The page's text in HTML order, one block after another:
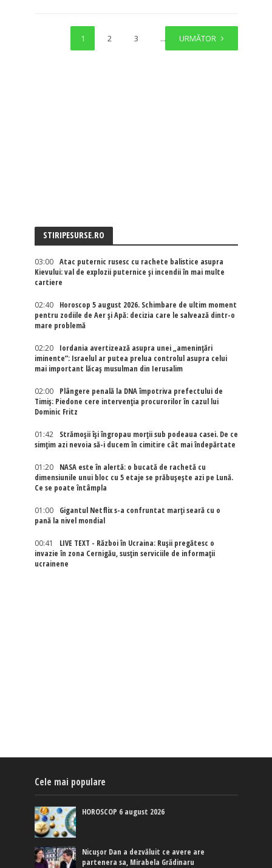
1 2 3 … 6
URMĂTOR
STIRIPESURSE.RO
03:00
Atac puternic rusesc cu rachete balistice asupra
Kievului: val de explozii puternice și incendii în mai multe
cartiere
02:40
Horoscop 5 august 2026. Schimbare de ultim moment
pentru zodiile de Aer și Apă: decizia care le salvează dintr-o
mare problemă
02:20
Iordania avertizează asupra unei „amenințări
iminente”: Israelul ar putea prelua controlul asupra celui
mai important lăcaș musulman din Ierusalim
02:00
Plângere penală la DNA împotriva prefectului de
Timiș: Piedone cere intervenția procurorilor în cazul lui
Dominic Fritz
01:42
Strămoșii își îngropau morții sub podeaua casei. De ce
simțim azi nevoia să-i ducem în cimitire cât mai îndepărtate
01:20
NASA este în alertă: o bucată de rachetă cu
dimensiunile unui bloc cu 5 etaje se prăbușește azi pe Lună.
Ce se poate întâmpla
01:00
Gigantul Netflix s-a confruntat marţi seară cu o
pană la nivel mondial
00:41
LIVE TEXT - Război în Ucraina: Rușii pregătesc o
invazie în zona Cernigău, susțin serviciile de informații
ucrainene
Cele mai populare
HOROSCOP 6 august 2026
Nicușor Dan a dezvăluit ce avere are
partenera sa, Mirabela Grădinaru